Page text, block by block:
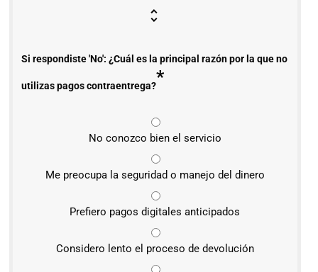
Si respondiste 'No': ¿Cuál es la principal razón por la que no
utilizas pagos contraentrega?*
No conozco bien el servicio
Me preocupa la seguridad o manejo del dinero
Prefiero pagos digitales anticipados
Considero lento el proceso de devolución